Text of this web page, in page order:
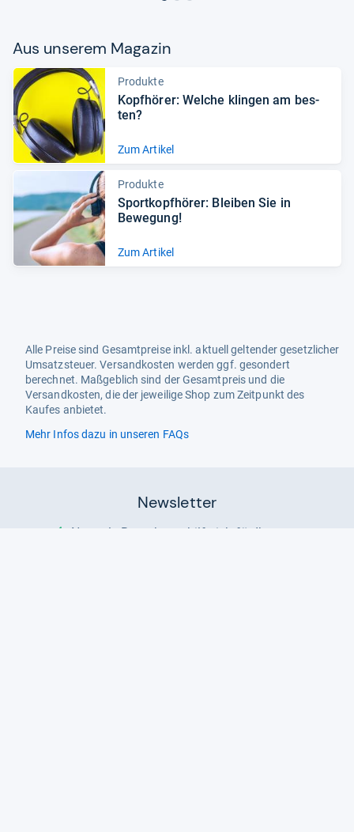
Aus unse­rem Maga­zin
Produkte
Kopf­hö­rer: Wel­che klin­gen am bes­
ten?
Zum Artikel
Produkte
Sport­kopf­hö­rer: Blei­ben Sie in
Bewe­gung!
Zum Artikel
Alle Preise sind Gesamtpreise inkl. aktuell geltender gesetzlicher
Umsatzsteuer. Versandkosten werden ggf. gesondert
berechnet. Maßgeblich sind der Gesamtpreis und die
Versandkosten, die der jeweilige Shop zum Zeitpunkt des
Kaufes anbietet.
Mehr Infos dazu in unseren FAQs
Newsletter
Neutrale Ratgeber – hilfreich für Ihre